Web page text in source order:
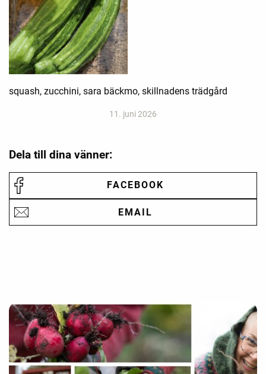
squash, zucchini, sara bäckmo, skillnadens trädgård
11. juni 2026
Dela till dina vänner:
FACEBOOK
EMAIL